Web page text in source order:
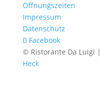
Öffnungszeiten
Impressum
Datenschutz
Facebook
© Ristorante Da Luigi |
Heck